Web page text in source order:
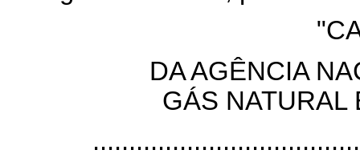
DA AGÊNCIA
GÁS NATURAL